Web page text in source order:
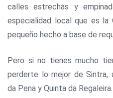
calles estrechas y
especialidad local que es la
pequeño hecho a base de
Pero si no tienes mucho
perderte lo mejor de Sintra,
da Pena y Quinta da Regaleira.